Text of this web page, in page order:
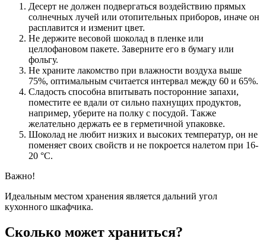
Десерт не должен подвергаться воздействию прямых
солнечных лучей или отопительных приборов, иначе он
расплавится и изменит цвет.
Не держите весовой шоколад в пленке или
целлофановом пакете. Заверните его в бумагу или
фольгу.
Не храните лакомство при влажности воздуха выше
75%, оптимальным считается интервал между 60 и 65%.
Сладость способна впитывать посторонние запахи,
поместите ее вдали от сильно пахнущих продуктов,
например, уберите на полку с посудой. Также
желательно держать ее в герметичной упаковке.
Шоколад не любит низких и высоких температур, он не
поменяет своих свойств и не покроется налетом при 16-
20 °С.
Важно!
Идеальным местом хранения является дальний угол
кухонного шкафчика.
Сколько может храниться?